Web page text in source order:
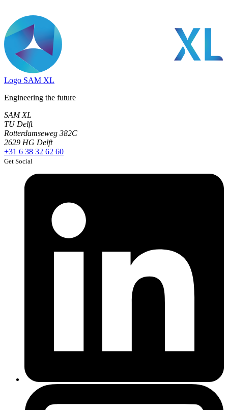
Logo SAM XL
Engineering the future
SAM XL
TU Delft
Rotterdamseweg 382C
2629 HG Delft
+31 6 38 32 62 60
Get Social